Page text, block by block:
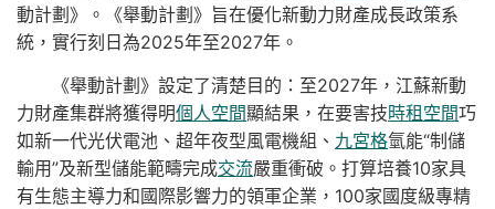
動計劃》。《舉動計劃》旨在優化新動力財產成長政策系
統，實行刻日為2025年至2027年。
《舉動計劃》設定了清楚目的：至2027年，江蘇新動
力財產集群將獲得明個人空間顯結果，在要害技時租空間巧
如新一代光伏電池、超年夜型風電機組、 九宮格氫能“制儲
輸用”及新型儲能範疇完成交流嚴重衝破。打算培養10家具
有生態主導力和國際影響力的領軍企業，100家國度級專精